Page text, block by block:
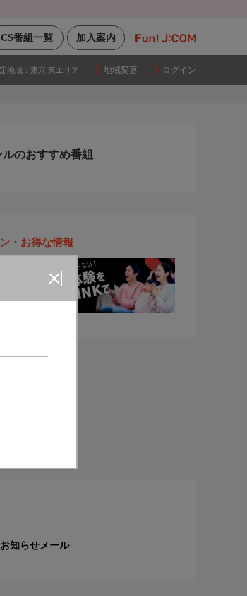
加入案内
CS番組一覧
地域： 東京 東エリア 地域変更 ログイン
ルのおすすめ番組
・お得な情報
知らせメール